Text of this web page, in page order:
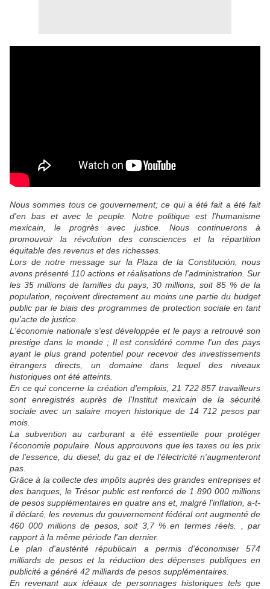
Nous sommes tous ce gouvernement; ce qui a été fait a été fait
d'en bas et avec le peuple. Notre politique est l'humanisme
mexicain, le progrès avec justice. Nous continuerons à
promouvoir la révolution des consciences et la répartition
équitable des revenus et des richesses.
Lors de notre message sur la Plaza de la Constitución, nous
avons présenté 110 actions et réalisations de l'administration. Sur
les 35 millions de familles du pays, 30 millions, soit 85 % de la
population, reçoivent directement au moins une partie du budget
public par le biais des programmes de protection sociale en tant
qu'acte de justice.
L'économie nationale s'est développée et le pays a retrouvé son
prestige dans le monde ; Il est considéré comme l'un des pays
ayant le plus grand potentiel pour recevoir des investissements
étrangers directs, un domaine dans lequel des niveaux
historiques ont été atteints.
En ce qui concerne la création d'emplois, 21 722 857 travailleurs
sont enregistrés auprès de l'Institut mexicain de la sécurité
sociale avec un salaire moyen historique de 14 712 pesos par
mois.
La subvention au carburant a été essentielle pour protéger
l'économie populaire. Nous approuvons que les taxes ou les prix
de l'essence, du diesel, du gaz et de l'électricité n'augmenteront
pas.
Grâce à la collecte des impôts auprès des grandes entreprises et
des banques, le Trésor public est renforcé de 1 890 000 millions
de pesos supplémentaires en quatre ans et, malgré l'inflation, a-t-
il déclaré, les revenus du gouvernement fédéral ont augmenté de
460 000 millions de pesos, soit 3,7 % en termes réels. , par
rapport à la même période l'an dernier.
Le plan d'austérité républicain a permis d'économiser 574
milliards de pesos et la réduction des dépenses publiques en
publicité a généré 42 milliards de pesos supplémentaires.
En revenant aux idéaux de personnages historiques tels que